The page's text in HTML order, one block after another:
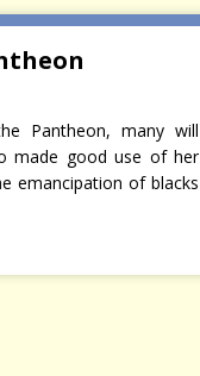
Pantheon, many will
made good use of her
emancipation of blacks